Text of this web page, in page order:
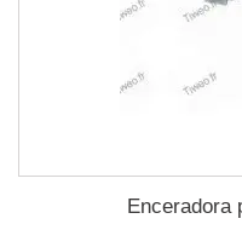
Enceradora